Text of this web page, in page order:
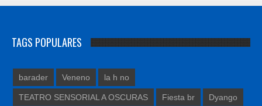
TAGS POPULARES
barader Veneno la h no
TEATRO SENSORIAL A OSCURAS Fiesta br Dyango